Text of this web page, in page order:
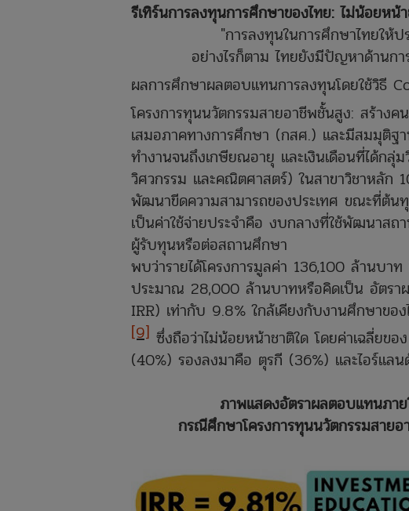
รีเทิร์นการลงทุนการศึกษาของไทย: ไม่น้อยหน้
"การลงทุนในการศึกษาไทยให้ป
อย่างไรก็ตาม ไทยยังมีปัญหาด้านก
ผลการศึกษาผลตอบแทนการลงทุนโดยใช้วิธี
โครงการทุนนวัตกรรมสายอาชีพชั้นสูง: สร้างค
เสมอภาคทางการศึกษา (กสศ.) และมีสมมุติฐา
ทำงานจนถึงเกษียณอายุ และเงินเดือนที่ได้กลุ่
วิศวกรรม และคณิตศาสตร์) ในสาขาวิชาหลัก
พัฒนาขีดความสามารถของประเทศ ขณะที่ต้นทุ
เป็นค่าใช้จ่ายประจำคือ งบกลางที่ใช้พัฒนาสถ
ผู้รับทุนหรือต่อสถานศึกษา
พบว่ารายได้โครงการมูลค่า 136,100 ล้านบา
ประมาณ 28,000 ล้านบาทหรือคิดเป็น อัตร
IRR) เท่ากับ 9.8% ใกล้เคียงกับงานศึกษาข
[9] ซึ่งถือว่าไม่น้อยหน้าชาติใด โดยค่าเฉลี่ยขอ
(40%) รองลงมาคือ ตุรกี (36%) และไอร์แล
ภาพแสดงอัตราผลตอบแทนภา
กรณีศึกษาโครงการทุนนวัตกรรมสายอ